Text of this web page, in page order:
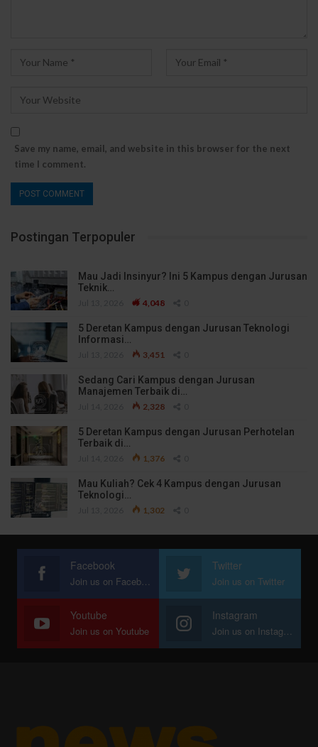
Save my name, email, and website in this browser for the next
time I comment.
Postingan Terpopuler
Mau Jadi Insinyur? Ini 5 Kampus dengan Jurusan
Teknik…
4,048
5 Deretan Kampus dengan Jurusan Teknologi
Informasi…
3,451
Sedang Cari Kampus dengan Jurusan
Manajemen Terbaik di…
2,328
5 Deretan Kampus dengan Jurusan Perhotelan
Terbaik di…
1,376
Mau Kuliah? Cek 4 Kampus dengan Jurusan
Teknologi…
1,302
Facebook
Join us on Facebook
Twitter
Join us on Twitter
Youtube
Join us on Youtube
Instagram
Join us on Instagram